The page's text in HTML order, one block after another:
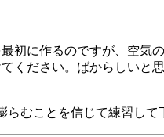
初に作るのですが、空気
ください。ばからしいと
むことを信じて練習して